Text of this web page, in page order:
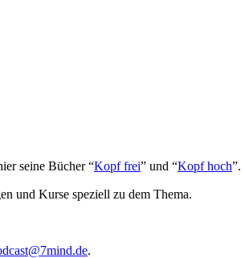
seine Bücher “Kopf frei” und “Kopf hoch”.
und Kurse speziell zu dem Thema.
.